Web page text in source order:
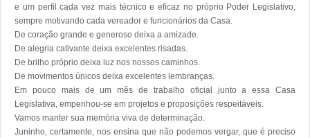
e um perfil cada vez mais técnico e eficaz no próprio Poder Legislativo,
sempre motivando cada vereador e funcionários da Casa.
De coração grande e generoso deixa a amizade.
De alegria cativante deixa excelentes risadas.
De brilho próprio deixa luz nos nossos caminhos.
De movimentos únicos deixa excelentes lembranças.
Em pouco mais de um mês de trabalho oficial junto a essa Casa
Legislativa, empenhou-se em projetos e proposições respeitáveis.
Vamos manter sua memória viva de determinação.
Juninho, certamente, nos ensina que não podemos vergar, que é preciso